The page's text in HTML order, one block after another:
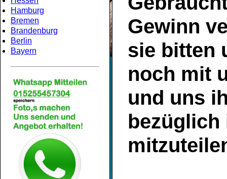
Hamburg
Bremen
Brandenburg
Berlin
Bayern
Gewinn
sie bitten
noch mit
und uns